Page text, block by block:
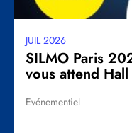
Date
mise
à
jour
JUIL 2026
SILMO Paris
vous attend
Tags
Evénementiel